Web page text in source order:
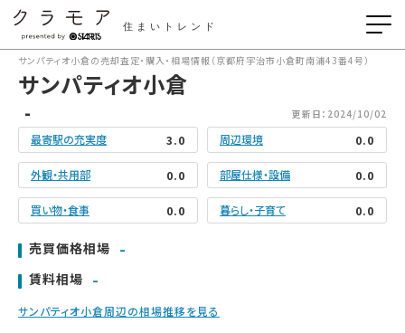
住まいトレンド
サンパティオ小倉の売却査定・購入・相場情報（京都府宇治市小倉町南浦43番4号）
サンパティオ小倉
- 更新日：2024/10/02
最寄駅の充実度 3.0 周辺環境 0.0
外観・共用部 0.0 部屋仕様・設備 0.0
買い物・食事 0.0 暮らし・子育て 0.0
売買価格相場 -
賃料相場 -
サンパティオ小倉周辺の相場推移を見る